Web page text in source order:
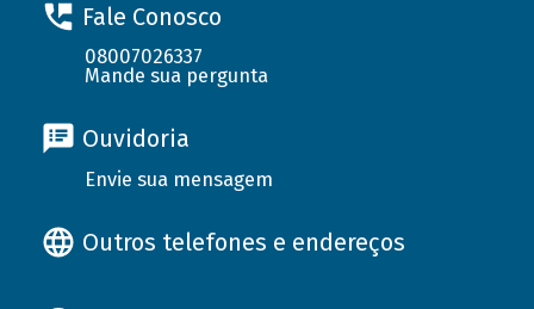
Fale Conosco
08007026337
Mande sua pergunta
Ouvidoria
Envie sua mensagem
Outros telefones e endereços